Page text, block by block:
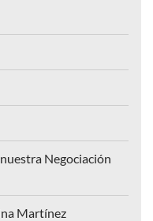
Negociación
Martínez